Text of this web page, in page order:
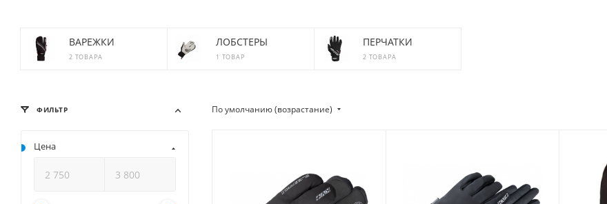
ВАРЕЖКИ
2 ТОВАРА
ЛОБСТЕРЫ
1 ТОВАР
ПЕРЧАТКИ
2 ТОВАРА
По умолчанию (возрастание)
ФИЛЬТР
Цена